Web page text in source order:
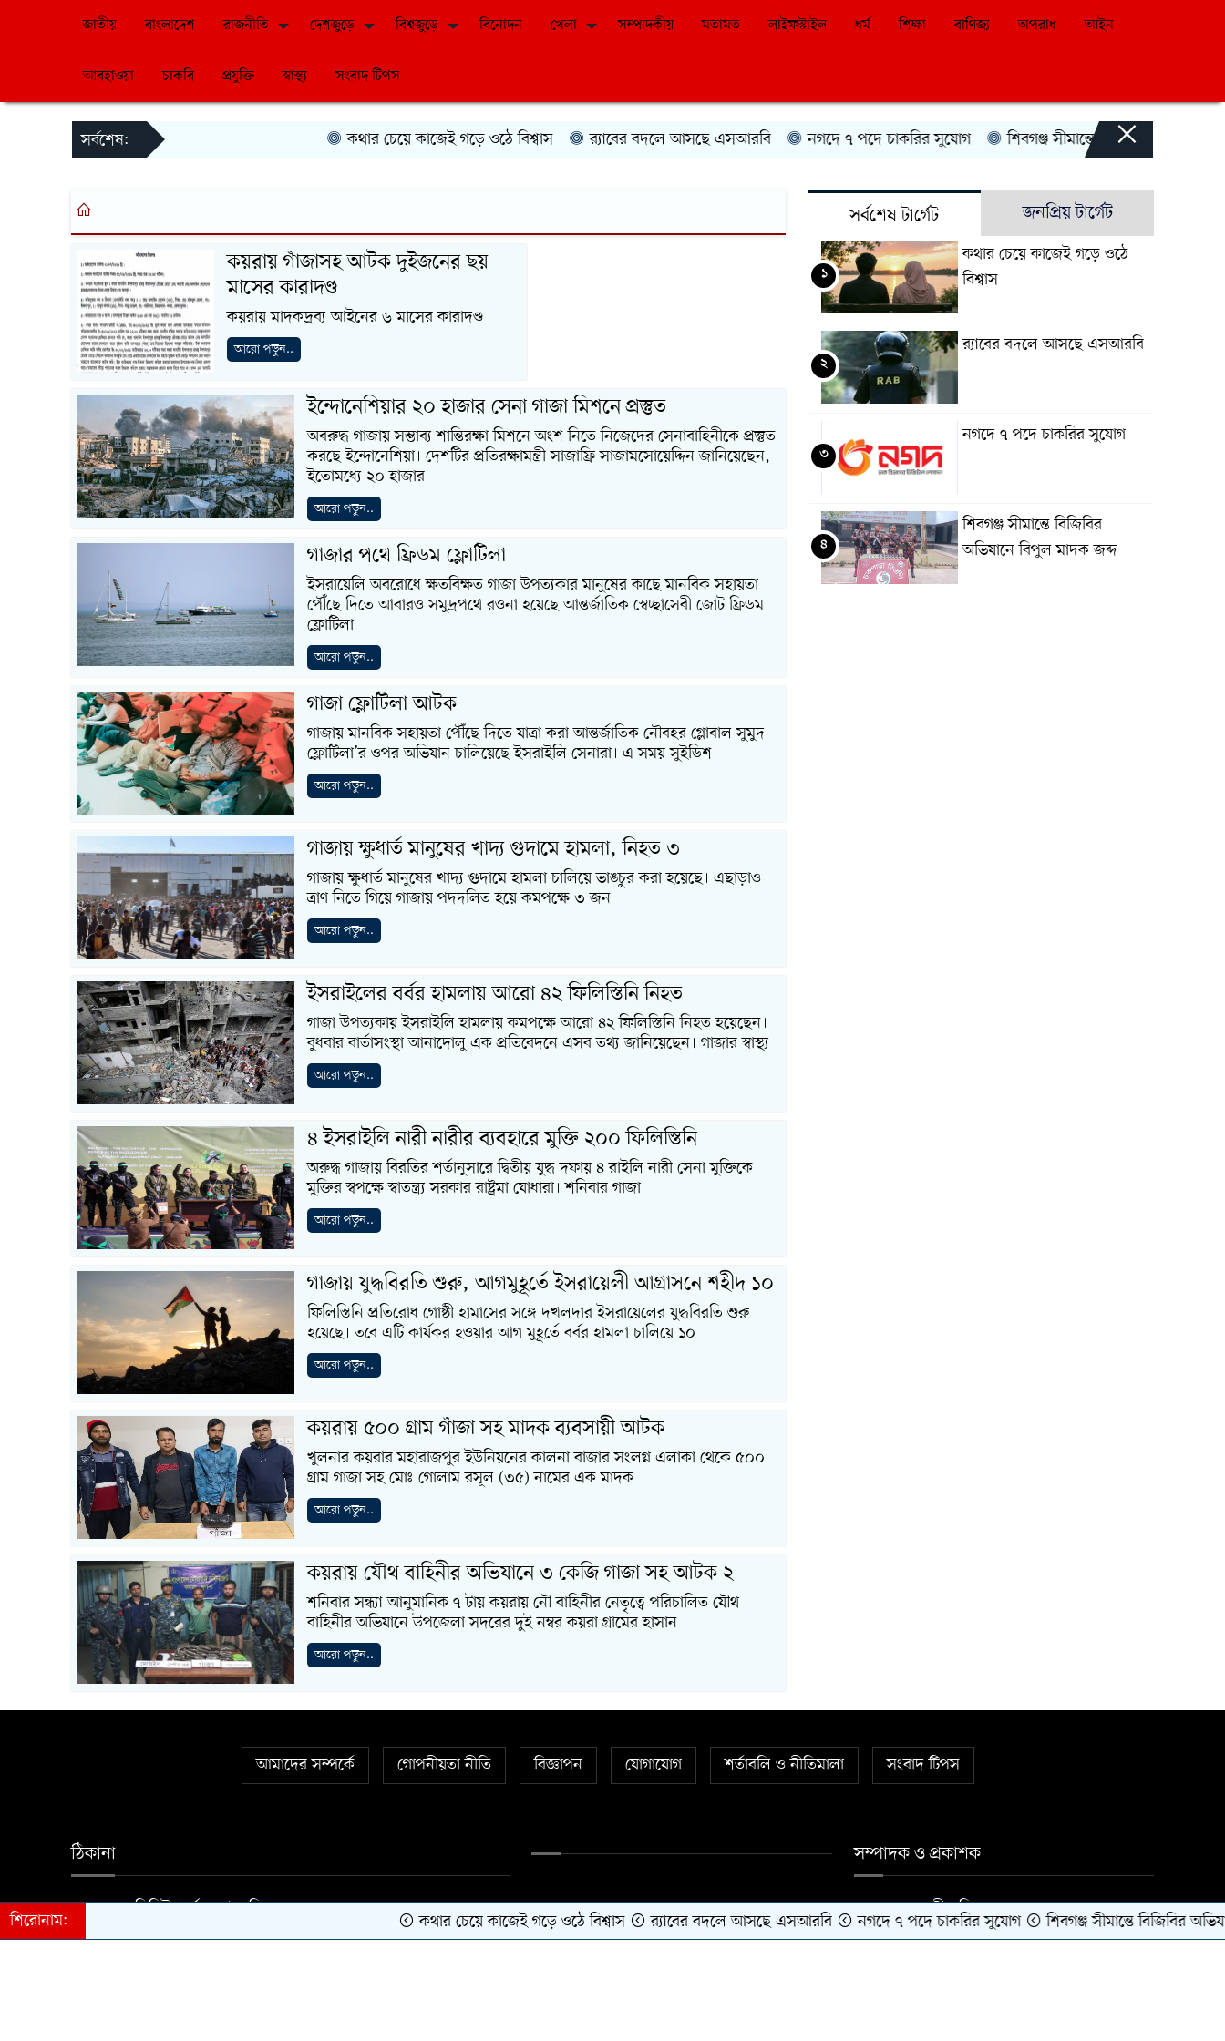
জাতীয় বাংলাদেশ রাজনীতি দেশজুড়ে বিশ্বজুড়ে বিনোদন খেলা সম্পাদকীয় মতামত লাইফস্টাইল ধর্ম শিক্ষা বাণিজ্য অপরাধ আইন
আবহাওয়া চাকরি প্রযুক্তি স্বাস্থ্য সংবাদ টিপস
সর্বশেষ: কথার চেয়ে কাজেই গড়ে ওঠে বিশ্বাস র‍্যাবের বদলে আসছে এসআরবি নগদে ৭ পদে চাকরির সুযোগ শিবগঞ্জ সীমান্তে বিজিবির অভিযানে বিপুল
×
কয়রায় গাঁজাসহ আটক দুইজনের ছয়
মাসের কারাদণ্ড
কয়রায় মাদকদ্রব্য আইনের ৬ মাসের কারাদণ্ড
আরো পড়ুন..
ইন্দোনেশিয়ার ২০ হাজার সেনা গাজা মিশনে প্রস্তুত
অবরুদ্ধ গাজায় সম্ভাব্য শান্তিরক্ষা মিশনে অংশ নিতে নিজেদের সেনাবাহিনীকে প্রস্তুত
করছে ইন্দোনেশিয়া। দেশটির প্রতিরক্ষামন্ত্রী সাজাফ্রি সাজামসোয়েদ্দিন জানিয়েছেন,
ইতোমধ্যে ২০ হাজার
আরো পড়ুন..
গাজার পথে ফ্রিডম ফ্লোটিলা
ইসরায়েলি অবরোধে ক্ষতবিক্ষত গাজা উপত্যকার মানুষের কাছে মানবিক সহায়তা
পৌঁছে দিতে আবারও সমুদ্রপথে রওনা হয়েছে আন্তর্জাতিক স্বেচ্ছাসেবী জোট ফ্রিডম
ফ্লোটিলা
আরো পড়ুন..
গাজা ফ্লোটিলা আটক
গাজায় মানবিক সহায়তা পৌঁছে দিতে যাত্রা করা আন্তর্জাতিক নৌবহর গ্লোবাল সুমুদ
ফ্লোটিলা’র ওপর অভিযান চালিয়েছে ইসরাইলি সেনারা। এ সময় সুইডিশ
আরো পড়ুন..
গাজায় ক্ষুধার্ত মানুষের খাদ্য গুদামে হামলা, নিহত ৩
গাজায় ক্ষুধার্ত মানুষের খাদ্য গুদামে হামলা চালিয়ে ভাঙচুর করা হয়েছে। এছাড়াও
ত্রাণ নিতে গিয়ে গাজায় পদদলিত হয়ে কমপক্ষে ৩ জন
আরো পড়ুন..
ইসরাইলের বর্বর হামলায় আরো ৪২ ফিলিস্তিনি নিহত
গাজা উপত্যকায় ইসরাইলি হামলায় কমপক্ষে আরো ৪২ ফিলিস্তিনি নিহত হয়েছেন।
বুধবার বার্তাসংস্থা আনাদোলু এক প্রতিবেদনে এসব তথ্য জানিয়েছেন। গাজার স্বাস্থ্য
আরো পড়ুন..
৪ ইসরাইলি নারী নারীর ব্যবহারে মুক্তি ২০০ ফিলিস্তিনি
অরুদ্ধ গাজায় বিরতির শর্তানুসারে দ্বিতীয় যুদ্ধ দফায় ৪ রাইলি নারী সেনা মুক্তিকে
মুক্তির স্বপক্ষে স্বাতন্ত্র্য সরকার রাষ্ট্রমা যোধারা। শনিবার গাজা
আরো পড়ুন..
গাজায় যুদ্ধবিরতি শুরু, আগমুহূর্তে ইসরায়েলী আগ্রাসনে শহীদ ১০
ফিলিস্তিনি প্রতিরোধ গোষ্ঠী হামাসের সঙ্গে দখলদার ইসরায়েলের যুদ্ধবিরতি শুরু
হয়েছে। তবে এটি কার্যকর হওয়ার আগ মুহূর্তে বর্বর হামলা চালিয়ে ১০
আরো পড়ুন..
কয়রায় ৫০০ গ্রাম গাঁজা সহ মাদক ব্যবসায়ী আটক
খুলনার কয়রার মহারাজপুর ইউনিয়নের কালনা বাজার সংলগ্ন এলাকা থেকে ৫০০
গ্রাম গাজা সহ মোঃ গোলাম রসূল (৩৫) নামের এক মাদক
আরো পড়ুন..
কয়রায় যৌথ বাহিনীর অভিযানে ৩ কেজি গাজা সহ আটক ২
শনিবার সন্ধ্যা আনুমানিক ৭ টায় কয়রায় নৌ বাহিনীর নেতৃত্বে পরিচালিত যৌথ
বাহিনীর অভিযানে উপজেলা সদরের দুই নম্বর কয়রা গ্রামের হাসান
আরো পড়ুন..
সর্বশেষ টার্গেট জনপ্রিয় টার্গেট
কথার চেয়ে কাজেই গড়ে ওঠে
বিশ্বাস
১
র‍্যাবের বদলে আসছে এসআরবি
২
নগদে ৭ পদে চাকরির সুযোগ
৩
শিবগঞ্জ সীমান্তে বিজিবির
অভিযানে বিপুল মাদক জব্দ
৪
আমাদের সম্পর্কে গোপনীয়তা নীতি বিজ্ঞাপন যোগাযোগ শর্তাবলি ও নীতিমালা সংবাদ টিপস
ঠিকানা
১ বঙ্গবন্ধু এভিনিউ (৪র্থ তলা) গুলিস্তান ঢাকা- ১২০০
সম্পাদক ও প্রকাশক
মোঃ ছুন্নত আলী মল্লিক
শিরোনাম: কথার চেয়ে কাজেই গড়ে ওঠে বিশ্বাস র‍্যাবের বদলে আসছে এসআরবি নগদে ৭ পদে চাকরির সুযোগ শিবগঞ্জ সীমান্তে বিজিবির